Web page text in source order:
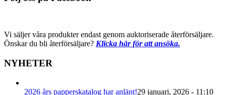
Vi säljer våra produkter endast genom auktoriserade återförsäljare.
Önskar du bli återförsäljare? Klicka här för att ansöka.
NYHETER
2026 års papperskatalog har anlänt!29 januari, 2026 - 11:10